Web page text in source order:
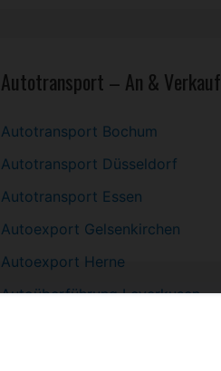
Autotransport – An & Verkauf
Autotransport Bochum
Autotransport Düsseldorf
Autotransport Essen
Autoexport Gelsenkirchen
Autoexport Herne
Autoüberführung Leverkusen